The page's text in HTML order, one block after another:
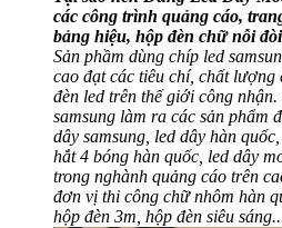
các công trình quảng cáo,
bảng hiệu, hộp đèn chữ nỗi
Sản phầm dùng chíp led
cao đạt các tiêu chí, chất
đèn led trên thế giới công
samsung làm ra các sản phẩm
dây samsung, led dây hàn
hắt 4 bóng hàn quốc, led dây
trong nghành quảng cáo trên
đơn vị thi công chữ nhôm hàn
hộp đèn 3m, hộp đèn siêu